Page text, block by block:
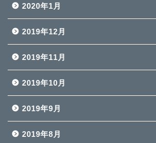
2020年1月
2019年12月
2019年11月
2019年10月
2019年9月
2019年8月